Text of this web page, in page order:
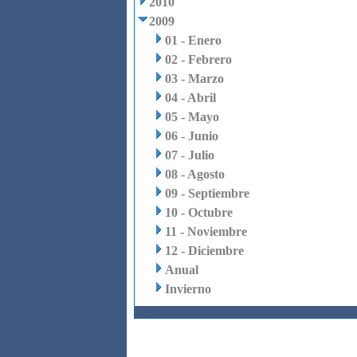
2009
01 - Enero
02 - Febrero
03 - Marzo
04 - Abril
05 - Mayo
06 - Junio
07 - Julio
08 - Agosto
09 - Septiembre
10 - Octubre
11 - Noviembre
12 - Diciembre
Anual
Invierno